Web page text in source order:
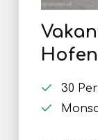
Hofen
30